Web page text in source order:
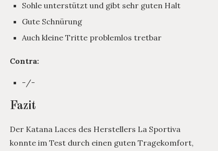
Sohle unterstützt und gibt sehr guten Halt
Gute Schnürung
Auch kleine Tritte problemlos tretbar
Contra:
-/-
Fazit
Der Katana Laces des Herstellers La Sportiva
konnte im Test durch einen guten Tragekomfort,